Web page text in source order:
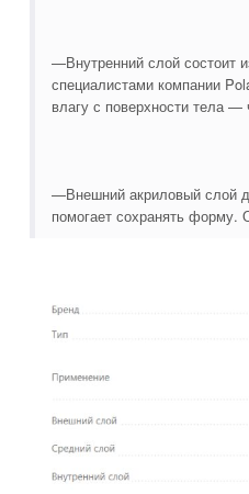
—Внутренний слой состоит
специалистами компании
влагу с поверхности тела —
—Внешний акриловый слой
помогает сохранять форму.